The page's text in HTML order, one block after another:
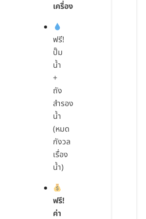
เครื่อง
ฟรี!
ปั๊ม
น้ำ
+
ถัง
สำรอง
น้ำ
(หมด
กังวล
เรื่อง
น้ำ)
ฟรี!
ค่า